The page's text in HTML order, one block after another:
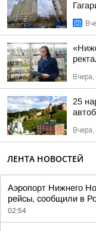
25
ЛЕНТА НОВОСТЕЙ
Аэропорт Нижнего
рейсы, сообщили в
02:54